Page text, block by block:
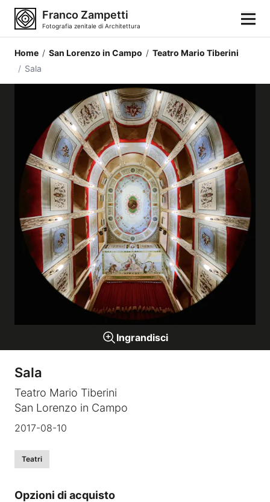
Franco Zampetti
Fotografia zenitale di Architettura
Fotografie
Categorie di edifici
Luoghi
Città
Stili architettonici
Elementi architettonici
Architetti e autori
Gallerie a tema
Sequenze
News
Home / San Lorenzo in Campo / Teatro Mario Tiberini
/ Sala
Ingrandisci
Sala
Teatro Mario Tiberini
San Lorenzo in Campo
2017-08-10
Teatri
Opzioni di acquisto